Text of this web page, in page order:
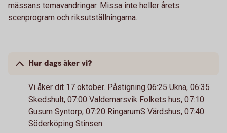
mässans temavandringar. Missa inte heller årets
scenprogram och riksutställningarna.
Hur dags åker vi?
Vi åker dit 17 oktober. Påstigning 06:25 Ukna, 06:35
Skedshult, 07:00 Valdemarsvik Folkets hus, 07:10
Gusum Syntorp, 07:20 RingarumS Värdshus, 07:40
Söderköping Stinsen.